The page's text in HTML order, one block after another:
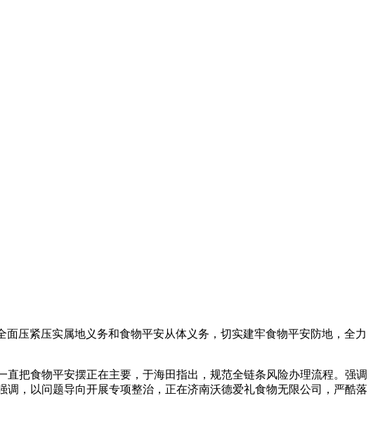
压紧压实属地义务和食物平安从体义务，切实建牢食物平安防地，全力
把食物平安摆正在主要，于海田指出，规范全链条风险办理流程。强调
，以问题导向开展专项整治，正在济南沃德爱礼食物无限公司，严酷落